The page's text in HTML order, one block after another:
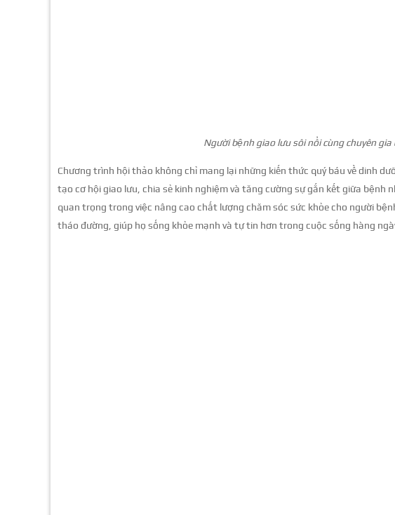
Người bệnh giao lưu sôi nổi cùng chuyên
Chương trình hội thảo không chỉ mang lại những kiến thức quý báu về dinh
tạo cơ hội giao lưu, chia sẻ kinh nghiệm và tăng cường sự gắn kết giữa bệnh
quan trọng trong việc nâng cao chất lượng chăm sóc sức khỏe cho người
tháo đường, giúp họ sống khỏe mạnh và tự tin hơn trong cuộc sống hàng